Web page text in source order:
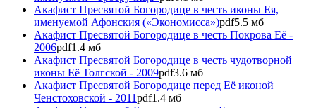
Акафист Пресвятой Богородице в честь иконы Ея,
именуемой Афонския («Экономисса»)pdf5.5 мб
Акафист Пресвятой Богородице в честь Покрова Её -
2006pdf1.4 мб
Акафист Пресвятой Богородице в честь чудотворной
иконы Её Толгской - 2009pdf3.6 мб
Акафист Пресвятой Богородице перед Её иконой
Ченстоховской - 2011pdf1.4 мб